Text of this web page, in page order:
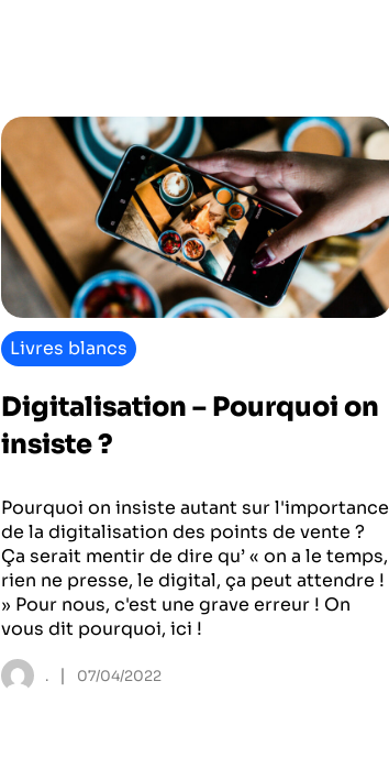
Livres blancs
Digitalisation – Pourquoi on
insiste ?
Pourquoi on insiste autant sur l'importance
de la digitalisation des points de vente ?
Ça serait mentir de dire qu’ « on a le temps,
rien ne presse, le digital, ça peut attendre !
» Pour nous, c'est une grave erreur ! On
vous dit pourquoi, ici !
. | 07/04/2022